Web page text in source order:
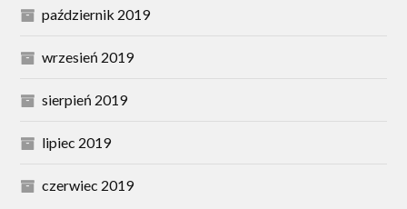
październik 2019
wrzesień 2019
sierpień 2019
lipiec 2019
czerwiec 2019